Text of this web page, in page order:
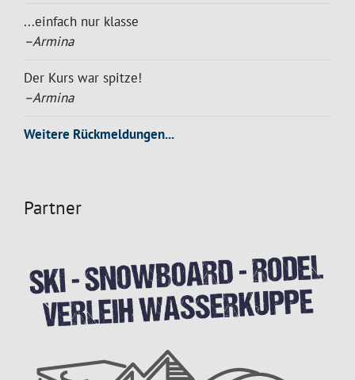
...einfach nur klasse
–Armina
Der Kurs war spitze!
–Armina
Weitere Rückmeldungen...
Partner